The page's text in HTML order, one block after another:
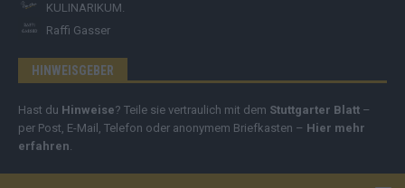
KULINARIKUM.
Raffi Gasser
HINWEISGEBER
Hast du Hinweise? Teile sie vertraulich mit dem Stuttgarter Blatt –
per Post, E-Mail, Telefon oder anonymem Briefkasten – Hier mehr
erfahren.